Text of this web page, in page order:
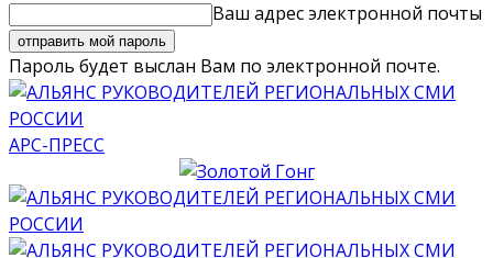
Ваш адрес электронной почты
Пароль будет выслан Вам по электронной почте.
АРС-ПРЕСС